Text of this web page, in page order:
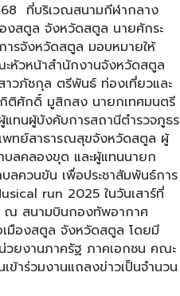
บริเวณสนามกีฬากลาง
งสตูล จังหวัดสตูล นายศักระ
รจังหวัดสตูล มอบหมายให้
หัวหน้าสำนักงานจังหวัดสตูล
วภัชกุล ตรีพันธ์ ท่องเที่ยวและ
ติศักดิ์ มูสิกสง นายกเทศมนตรี
ทนผู้บังคับการสถานีตำรวจภูธร
พทย์สาธารณสุขจังหวัดสตูล ผู้
บลคลองขุด และผู้แทนนายก
ลควนขัน เพื่อประชาสัมพันธ์การ
run 2025 ในวันเสาร์ที่
สนามบินกองทัพอากาศ
มืองสตูล จังหวัดสตูล โดยมี
วยงานภาครัฐ ภาคเอกชน คณะ
ข้าร่วมงานแถลงข่าวเป็นจำนวน